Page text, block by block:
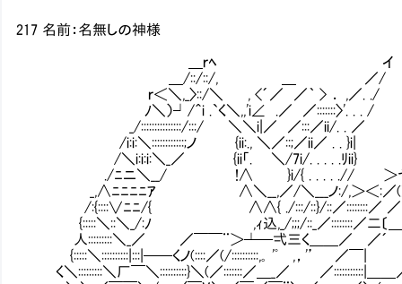
217 名前：名無しの神様
＿ｒﾍ イ
＿/::/::/, ＿ ／/
ｒ＜＼,_〉::/＼ , <´／ ／｀ > ． ,／. ./
ﾉ＼）┘/＾i .`く＼,,'i∠ .／ ／:::::::〉'. . . /
_/:::::::::::::::/:::/ ＼＼i|／ ／:::／ii/. . ／
/i:i:＼::::::::::::;ノ {ii:., ＼／::;／ii／ . . }i|
/＼i:i:i:＼_／ {ii「. ＼/7i/. . . . .ﾘii}
./ﾆニ＼__/ !∧ }i/{ . . . . .// ＞ヤ この
_,∧ﾆﾆﾆﾆｱ ∧＼__,／/＼___ノ:/,＞＜:
/:{::::∨ﾆﾆ/{ ∧∧{ ./:::/::}/::／::::::::／ ／
{:::::＼::＼_/:ﾉ ,ｨ込,_/;;;/::_／::::::::／
人:::::::::＼_／ ／￣￣¨＞┴─弌三く＿＿／ ／
{:::::＼::::::::::|:::|──くノ(::::／(/::::::::::,｡ 'ﾟ ,，'’ ／￣|
く＼:::::::::＼厂￣＼::::::::::}＼(／:::::::／＿_／ ／:::::::::::|